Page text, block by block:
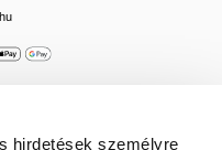
hirdetések személyre